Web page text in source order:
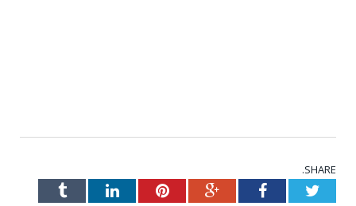
SHARE.
Twitter
Facebook
Google+
Pinterest
LinkedIn
Tumblr